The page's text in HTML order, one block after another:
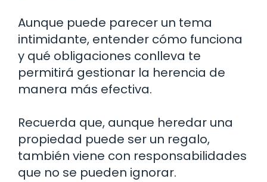
Aunque puede parecer un tema
intimidante, entender cómo funciona
y qué obligaciones conlleva te
permitirá gestionar la herencia de
manera más efectiva.
Recuerda que, aunque heredar una
propiedad puede ser un regalo,
también viene con responsabilidades
que no se pueden ignorar.